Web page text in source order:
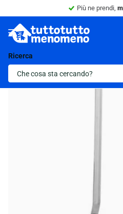
Più ne prendi,
Ricerca
Ultima scorta!